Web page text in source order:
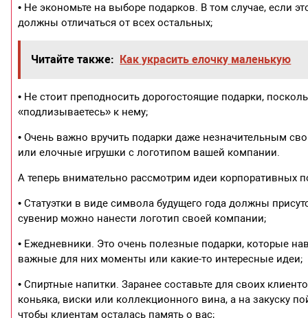
• Не экономьте на выборе подарков. В том случае, если
должны отличаться от всех остальных;
Читайте также: Как украсить елочку маленькую
• Не стоит преподносить дорогостоящие подарки,
«подлизываетесь» к нему;
• Очень важно вручить подарки даже незначительным
или елочные игрушки с логотипом вашей компании.
А теперь внимательно рассмотрим идеи корпоративных
• Статуэтки в виде символа будущего года должны
сувенир можно нанести логотип своей компании;
• Ежедневники. Это очень полезные подарки, которые
важные для них моменты или какие-то интересные идеи;
• Спиртные напитки. Заранее составьте для своих
коньяка, виски или коллекционного вина, а на закуску
чтобы клиентам осталась память о вас;